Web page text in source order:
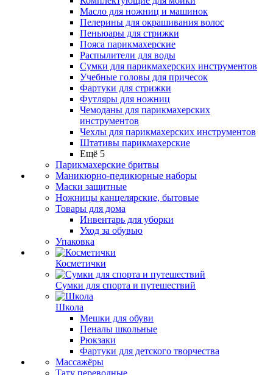
Масло для ножниц и машинок
Пелерины для окрашивания волос
Пеньюары для стрижки
Пояса парикмахерские
Распылители для воды
Сумки для парикмахерских инструментов
Учебные головы для причесок
Фартуки для стрижки
Футляры для ножниц
Чемоданы для парикмахерских
инструментов
Чехлы для парикмахерских инструментов
Штативы парикмахерские
Ещё 5
Парикмахерские бритвы
Маникюрно-педикюрные наборы
Маски защитные
Ножницы канцелярские, бытовые
Товары для дома
Инвентарь для уборки
Уход за обувью
Упаковка
Косметички
Сумки для спорта и путешествий
Школа
Мешки для обуви
Пеналы школьные
Рюкзаки
Фартуки для детского творчества
Массажёры
Тату переводные